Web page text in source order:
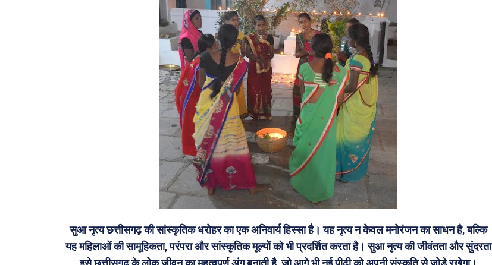
सुआ नृत्य छत्तीसगढ़ की सांस्कृतिक धरोहर का एक अनिवार्य हिस्सा है। यह नृत्य न केवल मनोरंजन का साधन है, बल्कि
यह महिलाओं की सामूहिकता, परंपरा और सांस्कृतिक मूल्यों को भी प्रदर्शित करता है। सुआ नृत्य की जीवंतता और सुंदरता